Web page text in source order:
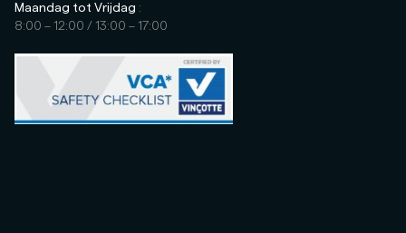
Maandag tot Vrijdag :
8:00 – 12:00 / 13:00 – 17:00